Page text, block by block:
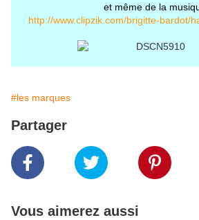
et même de la
http://www.clipzik.com/brigitte-bardot/
#les marques
Partager
Vous aimerez aussi